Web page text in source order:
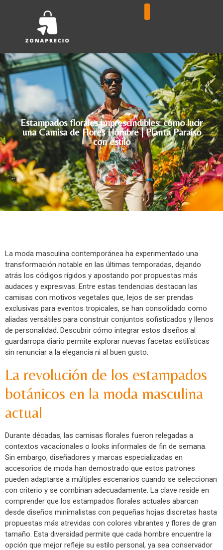
Estampados florales imprescindibles: cómo lucir
una Camisa de Flores Hombre | Planta Paraíso
con estilo
La moda masculina contemporánea ha experimentado una
transformación notable en las últimas temporadas, dejando
atrás los códigos rígidos y apostando por propuestas más
audaces y expresivas. Entre estas tendencias destacan las
camisas con motivos vegetales que, lejos de ser prendas
exclusivas para eventos tropicales, se han consolidado como
aliadas versátiles para construir conjuntos sofisticados y llenos
de personalidad. Descubrir cómo integrar estos diseños al
guardarropa diario permite explorar nuevas facetas estilísticas
sin renunciar a la elegancia ni al buen gusto.
La revolución de los estampados
botánicos en la moda masculina
actual
Durante décadas, las camisas florales fueron relegadas a
contextos vacacionales o looks informales de fin de semana.
Sin embargo, diseñadores y marcas especializadas en
accesorios de moda han demostrado que estos patrones
pueden adaptarse a múltiples escenarios cuando se seleccionan
con criterio y se combinan adecuadamente. La clave reside en
comprender que los estampados florales actuales abarcan
desde diseños minimalistas con pequeñas hojas discretas hasta
propuestas más atrevidas con colores vibrantes y flores de gran
tamaño. Esta diversidad permite que cada hombre encuentre la
opción que mejor refleje su estilo personal, ya sea conservador